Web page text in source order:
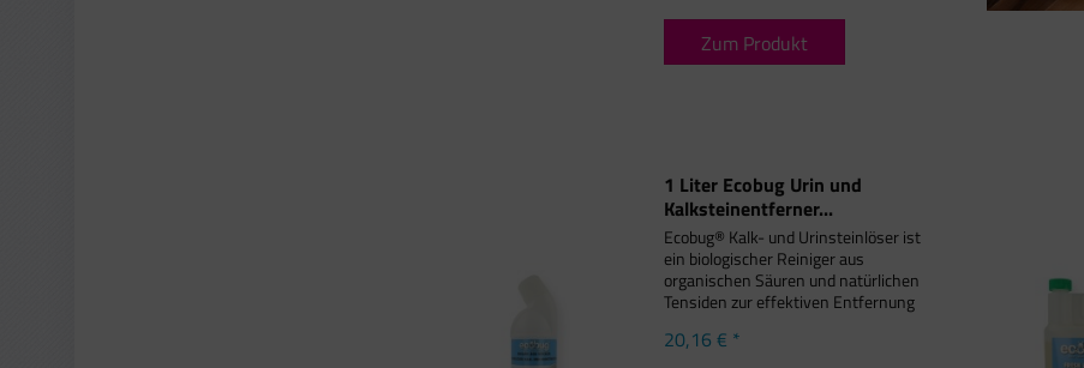
Zum Produkt
1 Liter Ecobug Urin und
Kalksteinentferner...
Ecobug® Kalk- und Urinsteinlöser ist
ein biologischer Reiniger aus
organischen Säuren und natürlichen
Tensiden zur effektiven Entfernung
WC. Wichtigste Vorteile Viskose-
20,16 € *